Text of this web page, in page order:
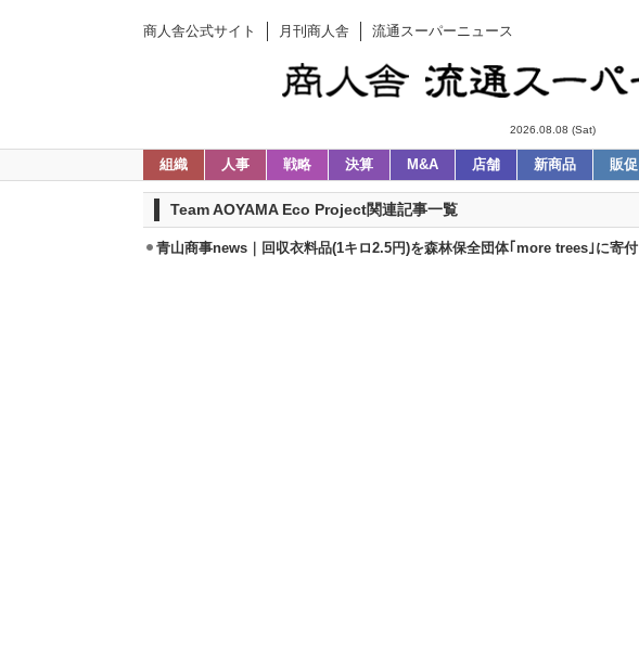
商人舎公式サイト 月刊商人舎 流通スーパーニュース
2026.08.08 (Sat)
組織 人事 戦略 決算 M&A 店舗 新商品 販促
Team AOYAMA Eco Project関連記事一覧
青山商事news｜回収衣料品(1キロ2.5円)を森林保全団体｢more trees｣に寄付